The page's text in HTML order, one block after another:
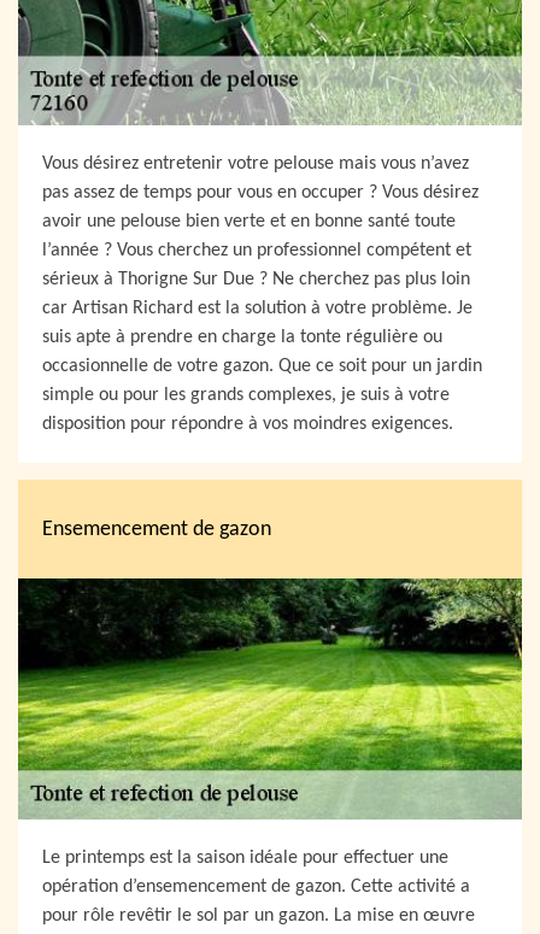
Vous désirez entretenir votre pelouse mais vous n’avez
pas assez de temps pour vous en occuper ? Vous désirez
avoir une pelouse bien verte et en bonne santé toute
l’année ? Vous cherchez un professionnel compétent et
sérieux à Thorigne Sur Due ? Ne cherchez pas plus loin
car Artisan Richard est la solution à votre problème. Je
suis apte à prendre en charge la tonte régulière ou
occasionnelle de votre gazon. Que ce soit pour un jardin
simple ou pour les grands complexes, je suis à votre
disposition pour répondre à vos moindres exigences.
Ensemencement de gazon
Le printemps est la saison idéale pour effectuer une
opération d’ensemencement de gazon. Cette activité a
pour rôle revêtir le sol par un gazon. La mise en œuvre